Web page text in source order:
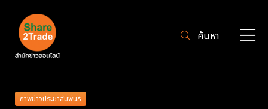
ค้นหา
ภาพข่าวประชาสัมพันธ์